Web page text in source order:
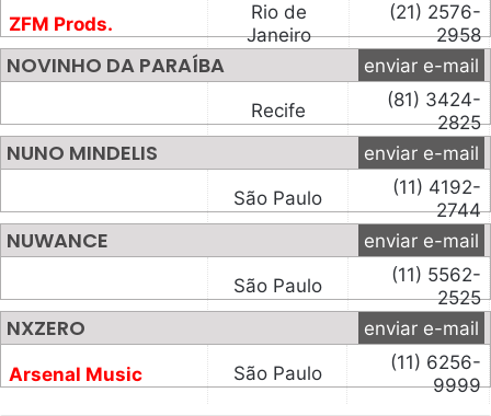
ZFM Prods.
Rio de
Janeiro
(21) 2576-
2958
NOVINHO DA PARAÍBA enviar e-mail
Recife
(81) 3424-
2825
NUNO MINDELIS enviar e-mail
São Paulo
(11) 4192-
2744
NUWANCE enviar e-mail
São Paulo
(11) 5562-
2525
NXZERO enviar e-mail
Arsenal Music São Paulo
(11) 6256-
9999